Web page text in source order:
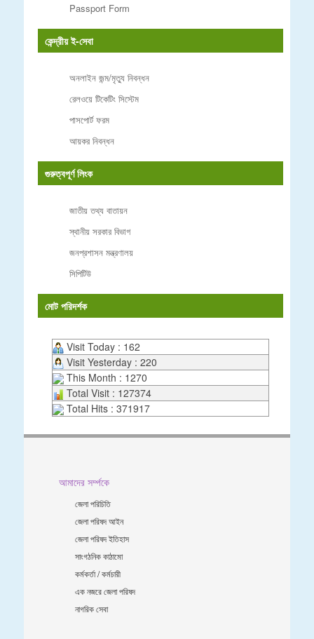
Passport Form
কেন্দ্রীয় ই-সেবা
অনলাইন জন্ম/মৃত্যু নিবন্ধন
রেলওয়ে টিকেটিং সিস্টেম
পাসপোর্ট ফরম
আয়কর নিবন্ধন
গুরুত্বপূর্ণ লিংক
জাতীয় তথ্য বাতায়ন
স্থানীয় সরকার বিভাগ
জনপ্রশাসন মন্ত্রণালয়
সিপিটিউ
মোট পরিদর্শক
Visit Today : 162
Visit Yesterday : 220
This Month : 1270
Total Visit : 127374
Total Hits : 371917
আমাদের সর্ম্পকে
জেলা পরিচিতি
জেলা পরিষদ আইন
জেলা পরিষদ ইতিহাস
সাংগঠনিক কাঠামো
কর্মকর্তা / কর্মচারী
এক নজরে জেলা পরিষদ
নাগরিক সেবা